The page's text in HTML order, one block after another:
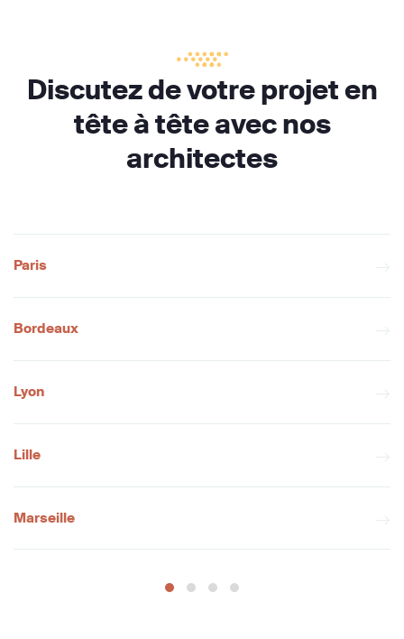
Discutez de votre projet en
tête à tête avec nos
architectes
Paris
Bordeaux
Lyon
Lille
Marseille